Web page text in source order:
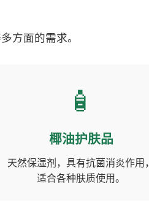
方面的需求。
🧴
椰油护肤品
天然保湿剂，具有抗菌消炎作用，
适合各种肤质使用。